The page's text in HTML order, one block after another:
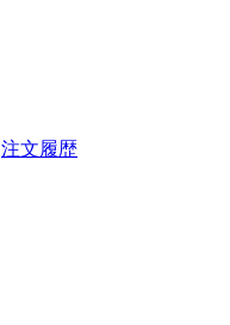
注文履歴